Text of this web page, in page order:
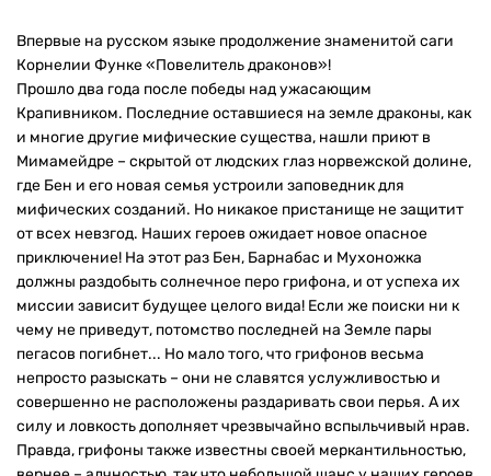
Впервые на русском языке продолжение знаменитой саги
Корнелии Функе «Повелитель драконов»!
Прошло два года после победы над ужасающим
Крапивником. Последние оставшиеся на земле драконы, как
и многие другие мифические существа, нашли приют в
Мимамейдре – скрытой от людских глаз норвежской долине,
где Бен и его новая семья устроили заповедник для
мифических созданий. Но никакое пристанище не защитит
от всех невзгод. Наших героев ожидает новое опасное
приключение! На этот раз Бен, Барнабас и Мухоножка
должны раздобыть солнечное перо грифона, и от успеха их
миссии зависит будущее целого вида! Если же поиски ни к
чему не приведут, потомство последней на Земле пары
пегасов погибнет... Но мало того, что грифонов весьма
непросто разыскать – они не славятся услужливостью и
совершенно не расположены раздаривать свои перья. А их
силу и ловкость дополняет чрезвычайно вспыльчивый нрав.
Правда, грифоны также известны своей меркантильностью,